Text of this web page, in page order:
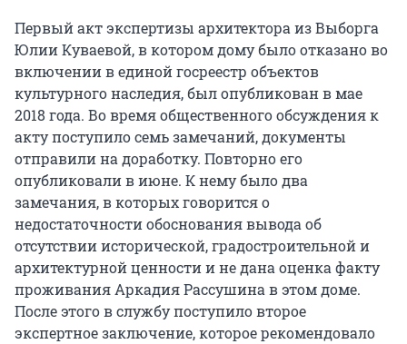
Первый акт экспертизы архитектора из Выборга
Юлии Куваевой, в котором дому было отказано во
включении в единой госреестр объектов
культурного наследия, был опубликован в мае
2018 года. Во время общественного обсуждения к
акту поступило семь замечаний, документы
отправили на доработку. Повторно его
опубликовали в июне. К нему было два
замечания, в которых говорится о
недостаточности обоснования вывода об
отсутствии исторической, градостроительной и
архитектурной ценности и не дана оценка факту
проживания Аркадия Рассушина в этом доме.
После этого в службу поступило второе
экспертное заключение, которое рекомендовало